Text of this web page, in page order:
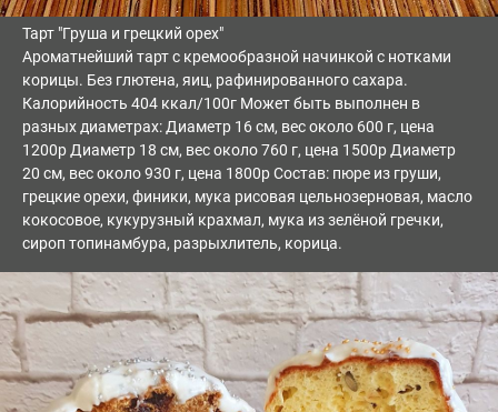
Тарт "Груша и грецкий орех"
Ароматнейший тарт с кремообразной начинкой с нотками
корицы. Без глютена, яиц, рафинированного сахара.
Калорийность 404 ккал/100г Может быть выполнен в
разных диаметрах: Диаметр 16 см, вес около 600 г, цена
1200р Диаметр 18 см, вес около 760 г, цена 1500р Диаметр
20 см, вес около 930 г, цена 1800р Состав: пюре из груши,
грецкие орехи, финики, мука рисовая цельнозерновая, масло
кокосовое, кукурузный крахмал, мука из зелёной гречки,
сироп топинамбура, разрыхлитель, корица.